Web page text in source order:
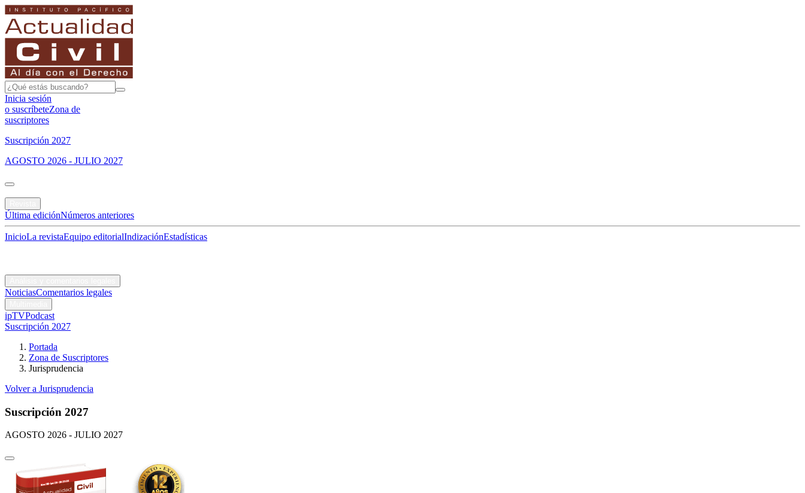
Inicia sesión
o suscríbeteZona de
suscriptores
Suscripción 2027
AGOSTO 2026 - JULIO 2027
Última ediciónNúmeros anteriores
InicioLa revistaEquipo editorialIndizaciónEstadísticas
NoticiasComentarios legales
ipTVPodcast
Suscripción 2027
Portada
Zona de Suscriptores
Jurisprudencia
Volver a Jurisprudencia
Suscripción 2027
AGOSTO 2026 - JULIO 2027